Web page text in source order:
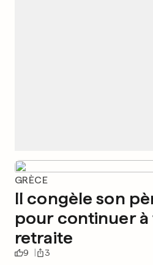
GRÈCE
Il congèle son
pour continuer à
retraite
9 3